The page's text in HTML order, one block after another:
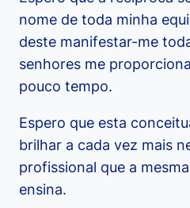
nome de toda minha
deste manifestar-me
senhores me
pouco tempo.
Espero que esta
brilhar a cada vez mais
profissional que a
ensina.